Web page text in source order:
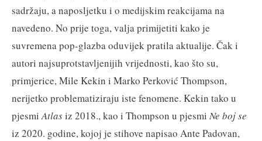
sadržaju, a naposljetku i o medijskim reakcijama na
navedeno. No prije toga, valja primijetiti kako je
suvremena pop-glazba oduvijek pratila aktualije. Čak i
autori najsuprotstavljenijih vrijednosti, kao što su,
primjerice, Mile Kekin i Marko Perković Thompson,
nerijetko problematiziraju iste fenomene. Kekin tako u
pjesmiAtlasiz 2018., kao i Thompson u pjesmi Ne boj se
iz 2020. godine, kojoj je stihove napisao Ante Padovan,